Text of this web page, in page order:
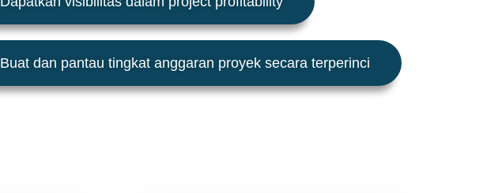
Buat dan pantau tingkat anggaran proyek secara terperinci